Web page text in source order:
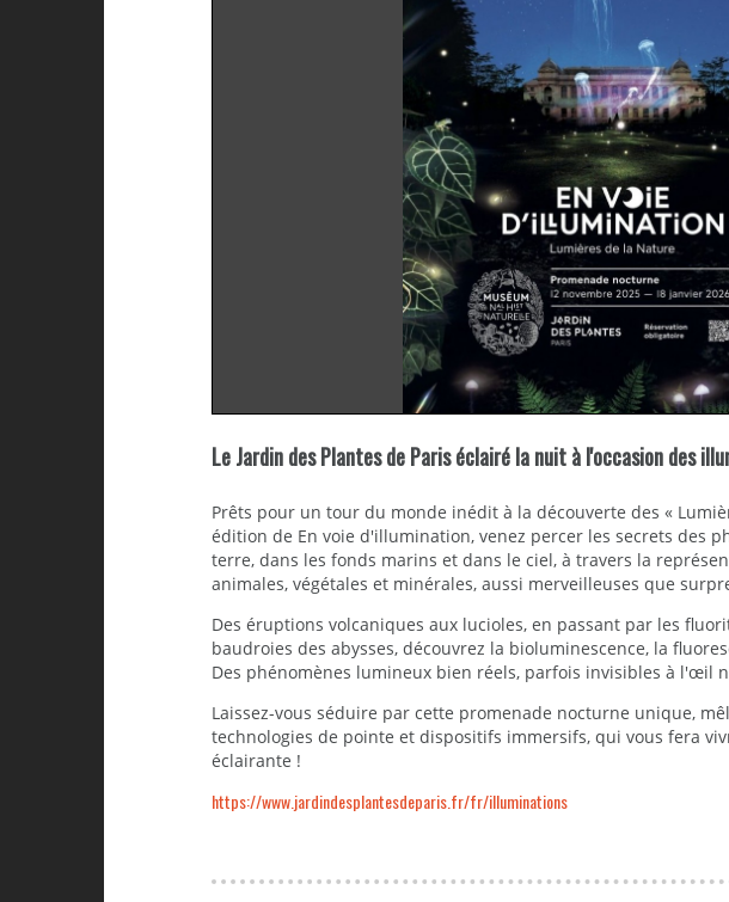
Le Jardin des Plantes de Paris éclairé la nuit à l'occasion des
Prêts pour un tour du monde inédit à la découverte des «
édition de En voie d'illumination, venez percer les secrets des
terre, dans les fonds marins et dans le ciel, à travers la
animales, végétales et minérales, aussi merveilleuses que
Des éruptions volcaniques aux lucioles, en passant par les
baudroies des abysses, découvrez la bioluminescence, la
Des phénomènes lumineux bien réels, parfois invisibles à l'œil
Laissez-vous séduire par cette promenade nocturne unique,
technologies de pointe et dispositifs immersifs, qui vous fera
éclairante !
https://www.jardindesplantesdeparis.fr/fr/illuminations